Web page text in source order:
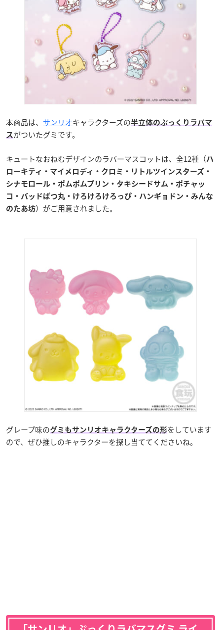
本商品は、 サンリオキャラクターズの半立体のぷっくりラバマ
ス がついたグミです。
キュートなおねむデザインのラバーマスコットは、全12種（ハ
ローキティ・マイメロディ・クロミ・リトルツインスターズ・
シナモロール・ポムポムプリン・タキシードサム・ポチャッ
コ・バッドばつ丸・けろけろけろっぴ・ハンギョドン・みんな
のたあ坊）がご用意されました。
グレープ味のグミもサンリオキャラクターズの形をしています
ので、ぜひ推しのキャラクターを探し当ててくださいね。